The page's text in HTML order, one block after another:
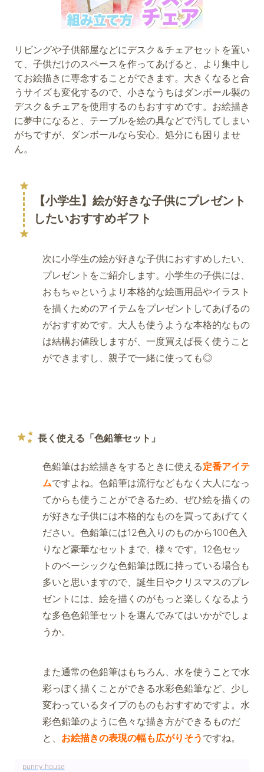
リビングや子供部屋などにデスク＆チェアセットを置い
て、子供だけのスペースを作ってあげると、より集中し
てお絵描きに専念することができます。大きくなると合
うサイズも変化するので、小さなうちはダンボール製の
デスク＆チェアを使用するのもおすすめです。お絵描き
に夢中になると、テーブルを絵の具などで汚してしまい
がちですが、ダンボールなら安心。処分にも困りませ
ん。
【小学生】絵が好きな子供にプレゼント
したいおすすめギフト
次に小学生の絵が好きな子供におすすめしたい、
プレゼントをご紹介します。小学生の子供には、
おもちゃというより本格的な絵画用品やイラスト
を描くためのアイテムをプレゼントしてあげるの
がおすすめです。大人も使うような本格的なもの
は結構お値段しますが、一度買えば長く使うこと
ができますし、親子で一緒に使っても◎
長く使える「色鉛筆セット」
色鉛筆はお絵描きをするときに使える定番アイテ
ムですよね。色鉛筆は流行などもなく大人になっ
てからも使うことができるため、ぜひ絵を描くの
が好きな子供には本格的なものを買ってあげてく
ださい。色鉛筆には12色入りのものから100色入
りなど豪華なセットまで、様々です。12色セッ
トのベーシックな色鉛筆は既に持っている場合も
多いと思いますので、誕生日やクリスマスのプレ
ゼントには、絵を描くのがもっと楽しくなるよう
な多色色鉛筆セットを選んでみてはいかがでしょ
うか。
また通常の色鉛筆はもちろん、水を使うことで水
彩っぽく描くことができる水彩色鉛筆など、少し
変わっているタイプのものもおすすめですよ。水
彩色鉛筆のように色々な描き方ができるものだ
と、 お絵描きの表現の幅も広がりそう ですね。
punny.house